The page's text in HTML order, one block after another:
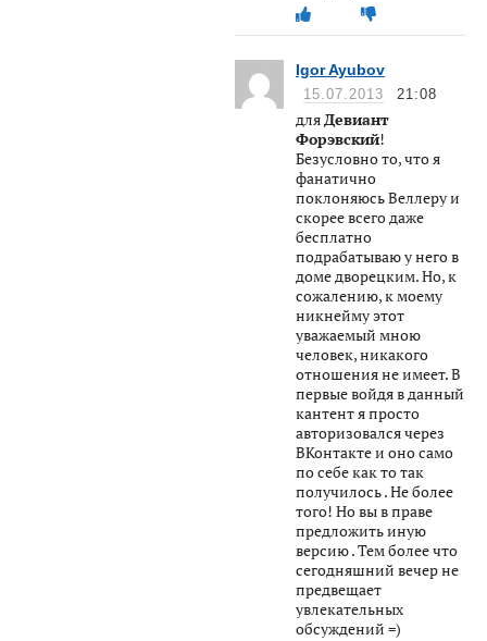
Igor Ayubov
15.07.2013 21:08
дляДевиант
Форэвский!
Безусловно то, что я
фанатично
поклоняюсь Веллеру и
скорее всего даже
бесплатно
подрабатываю у него в
доме дворецким. Но, к
сожалению, к моему
никнейму этот
уважаемый мною
человек, никакого
отношения не имеет. В
первые войдя в данный
кантент я просто
авторизовался через
ВКонтакте и оно само
по себе как то так
получилось . Не более
того! Но вы в праве
предложить иную
версию . Тем более что
сегодняшний вечер не
предвещает
увлекательных
обсуждений =)